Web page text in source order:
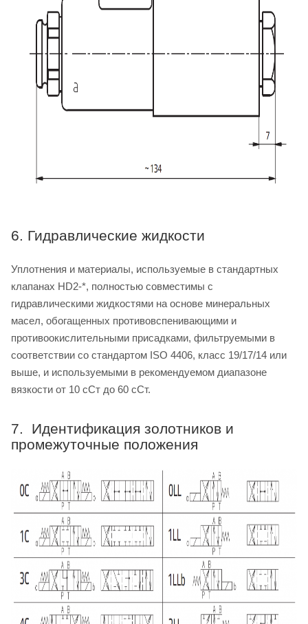
6. Гидравлические жидкости
Уплотнения и материалы, используемые в стандартных
клапанах HD2-*, полностью совместимы с
гидравлическими жидкостями на основе минеральных
масел, обогащенных противовспенивающими и
противоокислительными присадками, фильтруемыми в
соответствии со стандартом ISO 4406, класс 19/17/14 или
выше, и используемыми в рекомендуемом диапазоне
вязкости от 10 сСт до 60 сСт.
7. Идентификация золотников и
промежуточные положения